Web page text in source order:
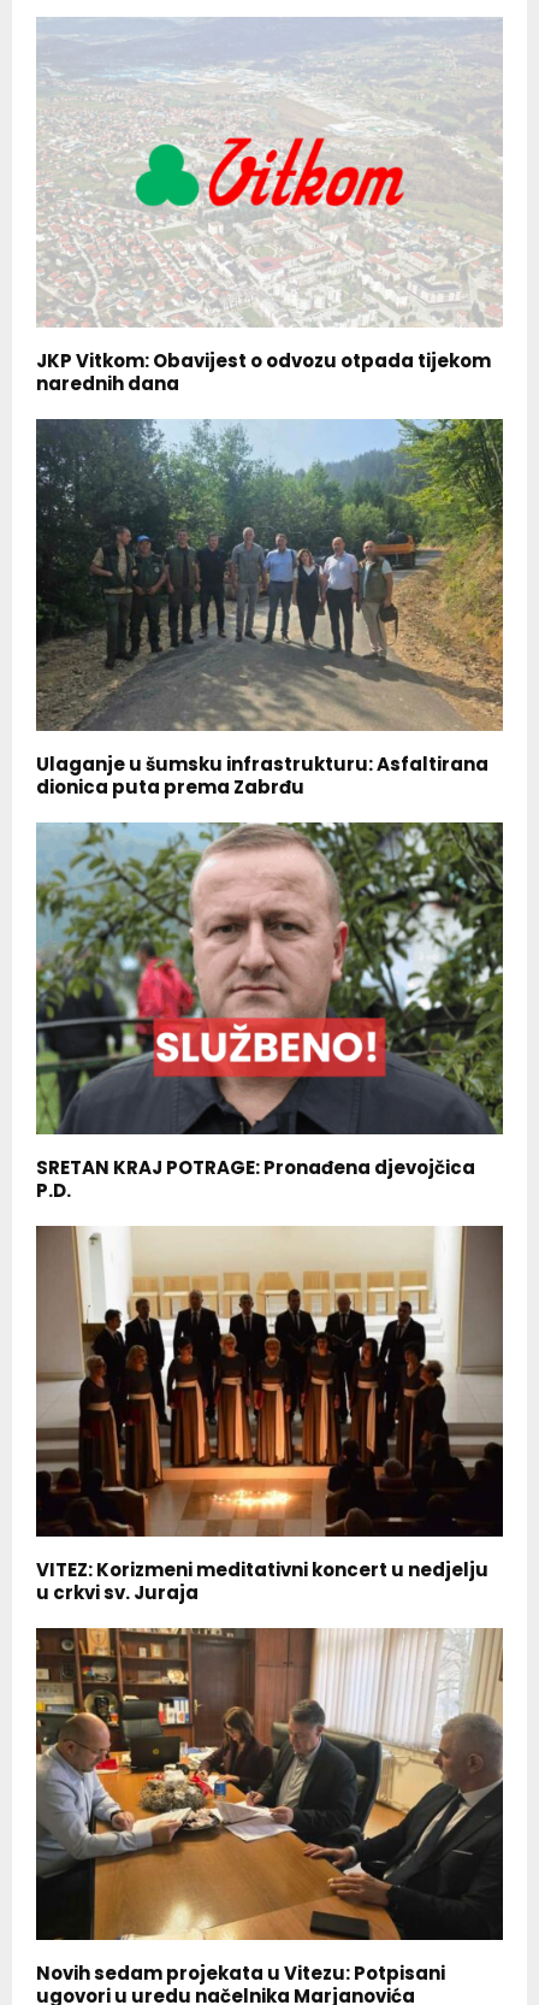
JKP Vitkom: Obavijest o odvozu otpada tijekom
narednih dana
Ulaganje u šumsku infrastrukturu: Asfaltirana
dionica puta prema Zabrđu
SRETAN KRAJ POTRAGE: Pronađena djevojčica
P.D.
VITEZ: Korizmeni meditativni koncert u nedjelju
u crkvi sv. Juraja
Novih sedam projekata u Vitezu: Potpisani
ugovori u uredu načelnika Marjanovića